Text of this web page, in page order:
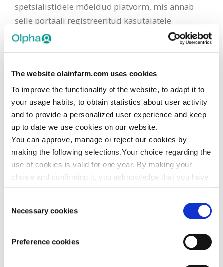
The website olainfarm.com uses cookies
To improve the functionality of the website, to adapt it to
your usage habits, to obtain statistics about user activity
and to provide a personalized user experience and keep
up to date we use cookies on our website.
You can approve, manage or reject our cookies by
making the following selections.Your choice regarding the
use of cookies is valid for one year. By making your
choice and confirming it, you acknowledge that you have
Selection
Necessary cookies
Preference cookies
spetsialistidele mõeldud platvorm, mis annab
selle portaali registreeritud kasutajatele
võimaluse tutvuda päevakohase teabega AS
e-õppe süsteemi ning saada nende edukal
läbimisel Läti Farmatseutide Ühingu, Läti Arstide
Seltsi, Läti Õdede Ühingu või mõne muu ühingu
või seltsi poolt aktsepteeritud sertifikaate,
tõendeid või tunnistusi omandatud
täiendõppepunktide kohta.
Vastavalt MK määrusele nr 943
„Meditsiinitöötajate sertifitseerimise kord” võib
läbimise tunnistusi kasutada meditsiinitöötajate
sertifitseerimiseks ja resertifitseerimiseks.
https://lv.olainfarm.com/eng/